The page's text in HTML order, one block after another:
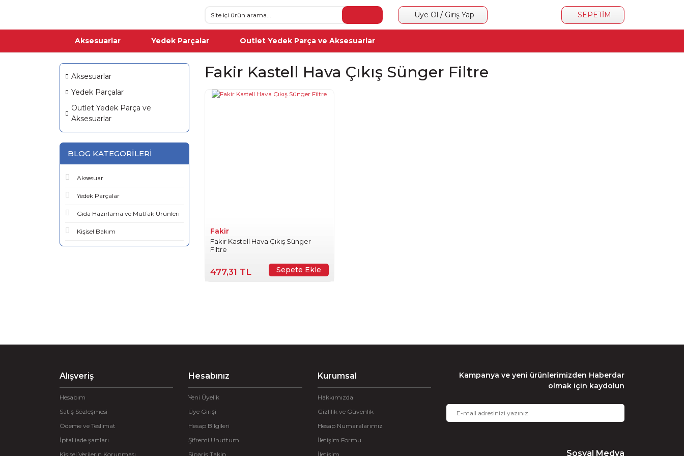
Üye Ol / Giriş Yap SEPETİM
Aksesuarlar Yedek Parçalar Outlet Yedek Parça ve Aksesuarlar
Aksesuarlar
Yedek Parçalar
Outlet Yedek Parça ve
Aksesuarlar
BLOG KATEGORILERI
Aksesuar
Yedek Parçalar
Gıda Hazırlama ve Mutfak Ürünleri
Kişisel Bakım
Fakir Kastell Hava Çıkış Sünger Filtre
Fakir
Fakir Kastell Hava Çıkış Sünger
Filtre
477,31 TL Sepete Ekle
Alışveriş
Hesabım
Satış Sözleşmesi
Ödeme ve Teslimat
İptal iade şartları
Kişisel Verilerin Korunması
Hesabınız
Yeni Üyelik
Üye Girişi
Hesap Bilgileri
Şifremi Unuttum
Sipariş Takip
Kurumsal
Hakkımızda
Gizlilik ve Güvenlik
Hesap Numaralarımız
İletişim Formu
İletişim
Kampanya ve yeni ürünlerimizden Haberdar
olmak için kaydolun
Sosyal Medya